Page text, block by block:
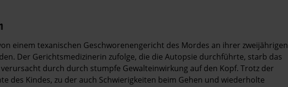
einem texanischen Geschworenengericht des Mordes an ihrer zweijährigen
Der Gerichtsmedizinerin zufolge, die die Autopsie durchführte, starb das
durch durch stumpfe Gewalteinwirkung auf den Kopf. Trotz der
des Kindes, zu der auch Schwierigkeiten beim Gehen und wiederholte